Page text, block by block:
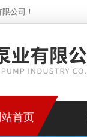
公司！
站首页